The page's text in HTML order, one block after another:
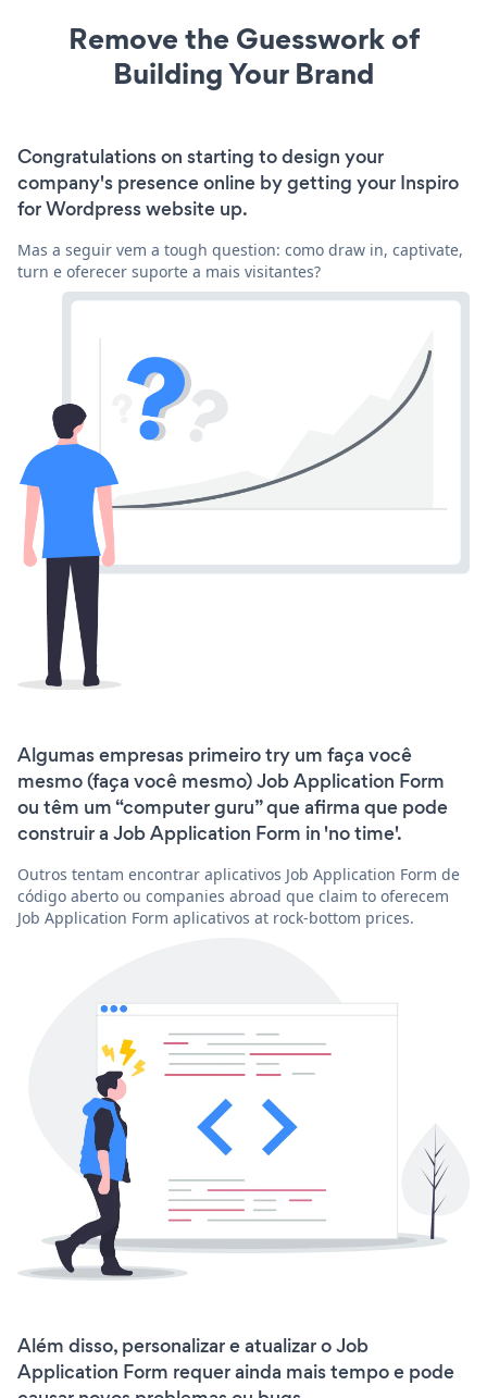
Remove the Guesswork of
Building Your Brand
Congratulations on starting to design your
company's presence online by getting your Inspiro
for Wordpress website up.
Mas a seguir vem a tough question: como draw in, captivate,
turn e oferecer suporte a mais visitantes?
Algumas empresas primeiro try um faça você
mesmo (faça você mesmo) Job Application Form
ou têm um “computer guru” que afirma que pode
construir a Job Application Form in 'no time'.
Outros tentam encontrar aplicativos Job Application Form de
código aberto ou companies abroad que claim to oferecem
Job Application Form aplicativos at rock-bottom prices.
Além disso, personalizar e atualizar o Job
Application Form requer ainda mais tempo e pode